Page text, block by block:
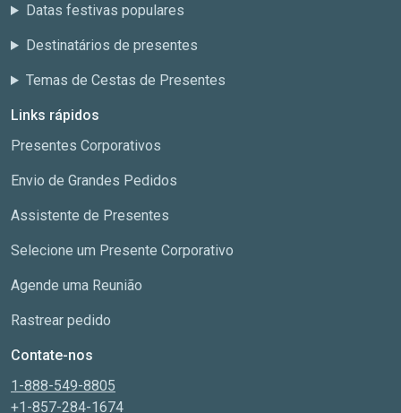
Datas festivas populares
Destinatários de presentes
Temas de Cestas de Presentes
Links rápidos
Presentes Corporativos
Envio de Grandes Pedidos
Assistente de Presentes
Selecione um Presente Corporativo
Agende uma Reunião
Rastrear pedido
Contate-nos
1-888-549-8805
+1-857-284-1674